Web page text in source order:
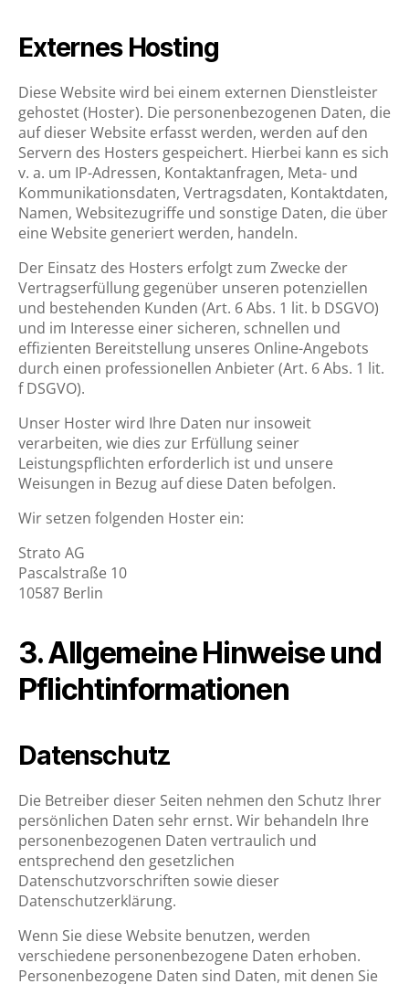
Externes Hosting
Diese Website wird bei einem externen Dienstleister
gehostet (Hoster). Die personenbezogenen Daten, die
auf dieser Website erfasst werden, werden auf den
Servern des Hosters gespeichert. Hierbei kann es sich
v. a. um IP-Adressen, Kontaktanfragen, Meta- und
Kommunikationsdaten, Vertragsdaten, Kontaktdaten,
Namen, Websitezugriffe und sonstige Daten, die über
eine Website generiert werden, handeln.
Der Einsatz des Hosters erfolgt zum Zwecke der
Vertragserfüllung gegenüber unseren potenziellen
und bestehenden Kunden (Art. 6 Abs. 1 lit. b DSGVO)
und im Interesse einer sicheren, schnellen und
effizienten Bereitstellung unseres Online-Angebots
durch einen professionellen Anbieter (Art. 6 Abs. 1 lit.
f DSGVO).
Unser Hoster wird Ihre Daten nur insoweit
verarbeiten, wie dies zur Erfüllung seiner
Leistungspflichten erforderlich ist und unsere
Weisungen in Bezug auf diese Daten befolgen.
Wir setzen folgenden Hoster ein:
Strato AG
Pascalstraße 10
10587 Berlin
3. Allgemeine Hinweise und
Pflichtinformationen
Datenschutz
Die Betreiber dieser Seiten nehmen den Schutz Ihrer
persönlichen Daten sehr ernst. Wir behandeln Ihre
personenbezogenen Daten vertraulich und
entsprechend den gesetzlichen
Datenschutzvorschriften sowie dieser
Datenschutzerklärung.
Wenn Sie diese Website benutzen, werden
verschiedene personenbezogene Daten erhoben.
Personenbezogene Daten sind Daten, mit denen Sie